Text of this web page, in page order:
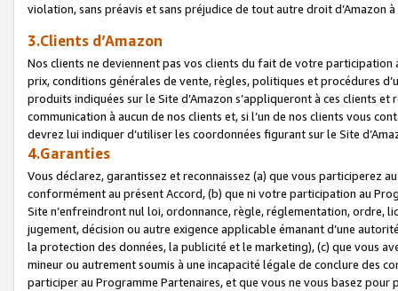
violation, sans préavis et sans préjudice de tout autre droit
3.Clients d’Amazon
Nos clients ne deviennent pas vos clients du fait de votre
prix, conditions générales de vente, règles, politiques et procédures
produits indiquées sur le Site d’Amazon s’appliqueront à ces clients
communication à aucun de nos clients et, si l’un de nos clients vous
devrez lui indiquer d’utiliser les coordonnées figurant sur le Site
4.Garanties
Vous déclarez, garantissez et reconnaissez (a) que vous participerez
conformément au présent Accord, (b) que ni votre participation au
Site n’enfreindront nul loi, ordonnance, règle, réglementation, ordre,
jugement, décision ou autre exigence applicable émanant d’une
la protection des données, la publicité et le marketing), (c) que vous
mineur ou autrement soumis à une incapacité légale de conclure des
participer au Programme Partenaires, et que vous ne vous basez